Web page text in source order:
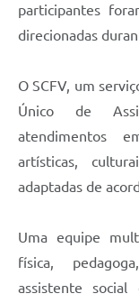
participantes
direcionadas
O SCFV, um
Único de
atendimentos
artísticas,
adaptadas de
Uma equipe
física,
assistente